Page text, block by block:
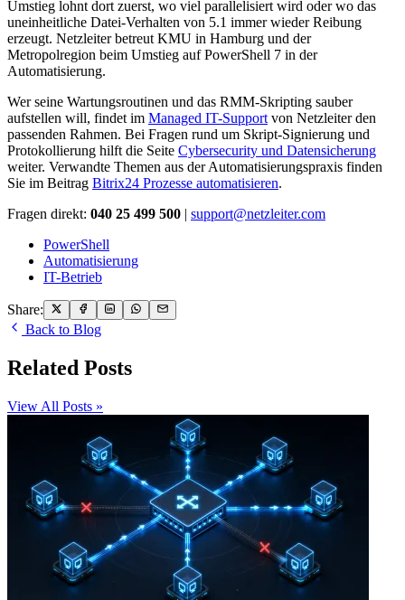
Umstieg lohnt dort zuerst, wo viel parallelisiert wird oder wo das
uneinheitliche Datei-Verhalten von 5.1 immer wieder Reibung
erzeugt. Netzleiter betreut KMU in Hamburg und der
Metropolregion beim Umstieg auf PowerShell 7 in der
Automatisierung.
Wer seine Wartungsroutinen und das RMM-Skripting sauber
aufstellen will, findet im Managed IT-Support von Netzleiter den
passenden Rahmen. Bei Fragen rund um Skript-Signierung und
Protokollierung hilft die Seite Cybersecurity und Datensicherung
weiter. Verwandte Themen aus der Automatisierungspraxis finden
Sie im Beitrag Bitrix24 Prozesse automatisieren.
Fragen direkt: 040 25 499 500 | support@netzleiter.com
PowerShell
Automatisierung
IT-Betrieb
Share:
Back to Blog
Related Posts
View All Posts »